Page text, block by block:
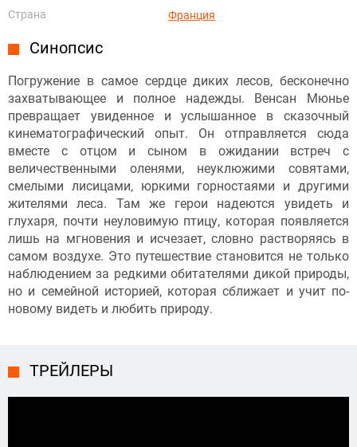
Страна
Франция
Синопсис
Погружение в самое сердце диких лесов, бесконечно
захватывающее и полное надежды. Венсан Мюнье
превращает увиденное и услышанное в сказочный
кинематографический опыт. Он отправляется сюда
вместе с отцом и сыном в ожидании встреч с
величественными оленями, неуклюжими совятами,
смелыми лисицами, юркими горностаями и другими
жителями леса. Там же герои надеются увидеть и
глухаря, почти неуловимую птицу, которая появляется
лишь на мгновения и исчезает, словно растворяясь в
самом воздухе. Это путешествие становится не только
наблюдением за редкими обитателями дикой природы,
но и семейной историей, которая сближает и учит по-
новому видеть и любить природу.
ТРЕЙЛЕРЫ